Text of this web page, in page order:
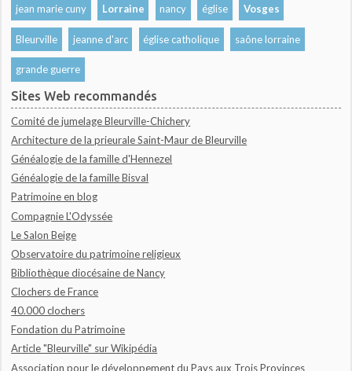
jean marie cuny Lorraine nancy église Vosges
Bleurville jeanne d'arc église catholique saône lorraine
grande guerre
Sites Web recommandés
Comité de jumelage Bleurville-Chichery
Architecture de la prieurale Saint-Maur de Bleurville
Généalogie de la famille d'Hennezel
Généalogie de la famille Bisval
Patrimoine en blog
Compagnie L'Odyssée
Le Salon Beige
Observatoire du patrimoine religieux
Bibliothèque diocésaine de Nancy
Clochers de France
40.000 clochers
Fondation du Patrimoine
Article "Bleurville" sur Wikipédia
Association pour le développement du Pays aux Trois Provinces